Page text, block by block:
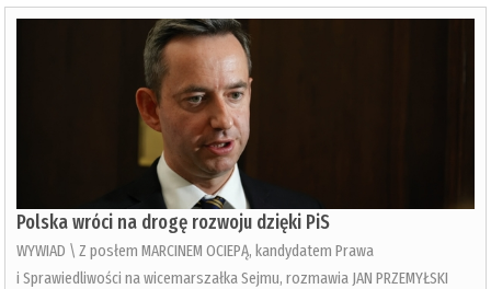
Polska wróci na drogę rozwoju dzięki PiS
WYWIAD \ Z posłem MARCINEM OCIEPĄ, kandydatem Prawa
i Sprawiedliwości na wicemarszałka Sejmu, rozmawia JAN PRZEMYŁSKI